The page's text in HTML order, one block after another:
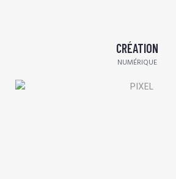
CRÉATION
NUMÉRIQUE